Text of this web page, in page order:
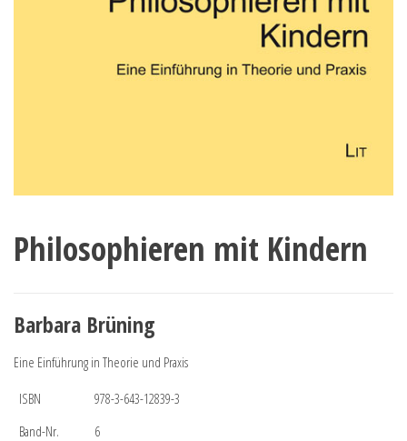
Philosophieren mit Kindern
Barbara Brüning
Eine Einführung in Theorie und Praxis
ISBN
978-3-643-12839-3
Band-Nr.
6